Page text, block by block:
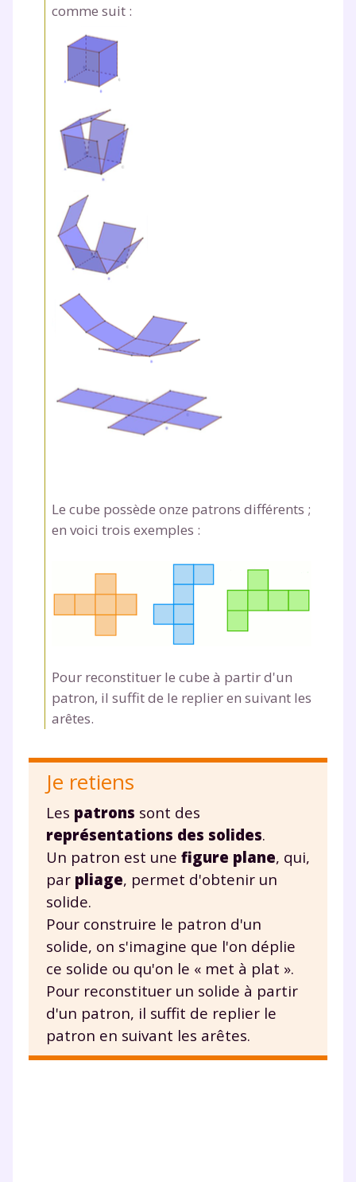
comme suit :
Le cube possède onze patrons différents ;
en voici trois exemples :
Pour reconstituer le cube à partir d'un
patron, il suffit de le replier en suivant les
arêtes.
Je retiens
Les patrons sont des
représentations des solides.
Un patron est une figure plane, qui,
par pliage, permet d'obtenir un
solide.
Pour construire le patron d'un
solide, on s'imagine que l'on déplie
ce solide ou qu'on le « met à plat ».
Pour reconstituer un solide à partir
d'un patron, il suffit de replier le
patron en suivant les arêtes.
Envie de progresser
et de réussir votre
année scolaire ?
pendant 24h notre
plateforme de soutien
scolaire !
Fiches de cours et vidéos, exercices
corrigés, podcasts de révisions
Unespace dédié aux parents
suivre les progrès
Tout le programme scolaire du CP à
la Terminale
Des profs expérimentés disponibles
à la demande par tchat, audio ou
vidéo